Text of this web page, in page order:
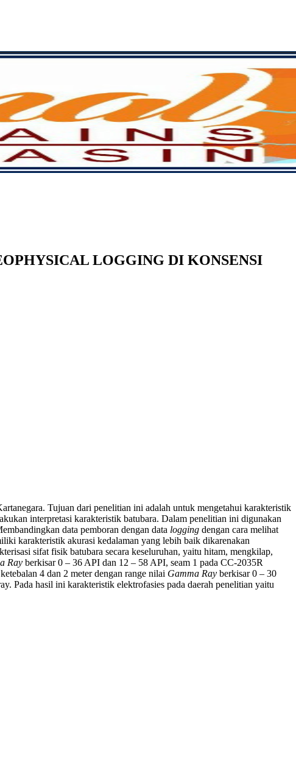
LOGGING DI KONSENSI
Tujuan dari penelitian ini adalah untuk mengetahui karakteristik
interpretasi karakteristik batubara. Dalam penelitian ini digunakan
data pemboran dengan data logging dengan cara melihat
karakteristik akurasi kedalaman yang lebih baik dikarenakan
sifat fisik batubara secara keseluruhan, yaitu hitam, mengkilap,
Ray berkisar 0 – 36 API dan 12 – 58 API, seam 1 pada CC-2035R
4 dan 2 meter dengan range nilai Gamma Ray berkisar 0 – 30
Pada hasil ini karakteristik elektrofasies pada daerah penelitian yaitu